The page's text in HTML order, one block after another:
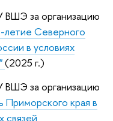
ВШЭ за организацию
летие Северного
в условиях
(2025 г.)
ВШЭ за организацию
Приморского края в
связей